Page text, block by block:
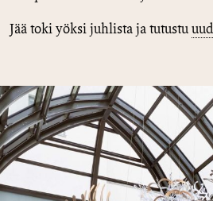
Jää toki yöksi juhlista ja tutustu